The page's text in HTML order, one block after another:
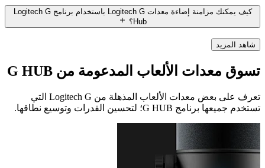
كيف يمكنك مزامنة إضاءة معدات Logitech G باستخدام برنامج Logitech G
Hub؟
شاهد المزيد
تسوق معدات الألعاب المدعومة من G HUB
تعرف على بعض معدات الألعاب المذهلة من Logitech G التي
تستخدم جميعها برنامج G HUB؛ لتحسين القدرات وتوسيع نطاقها.